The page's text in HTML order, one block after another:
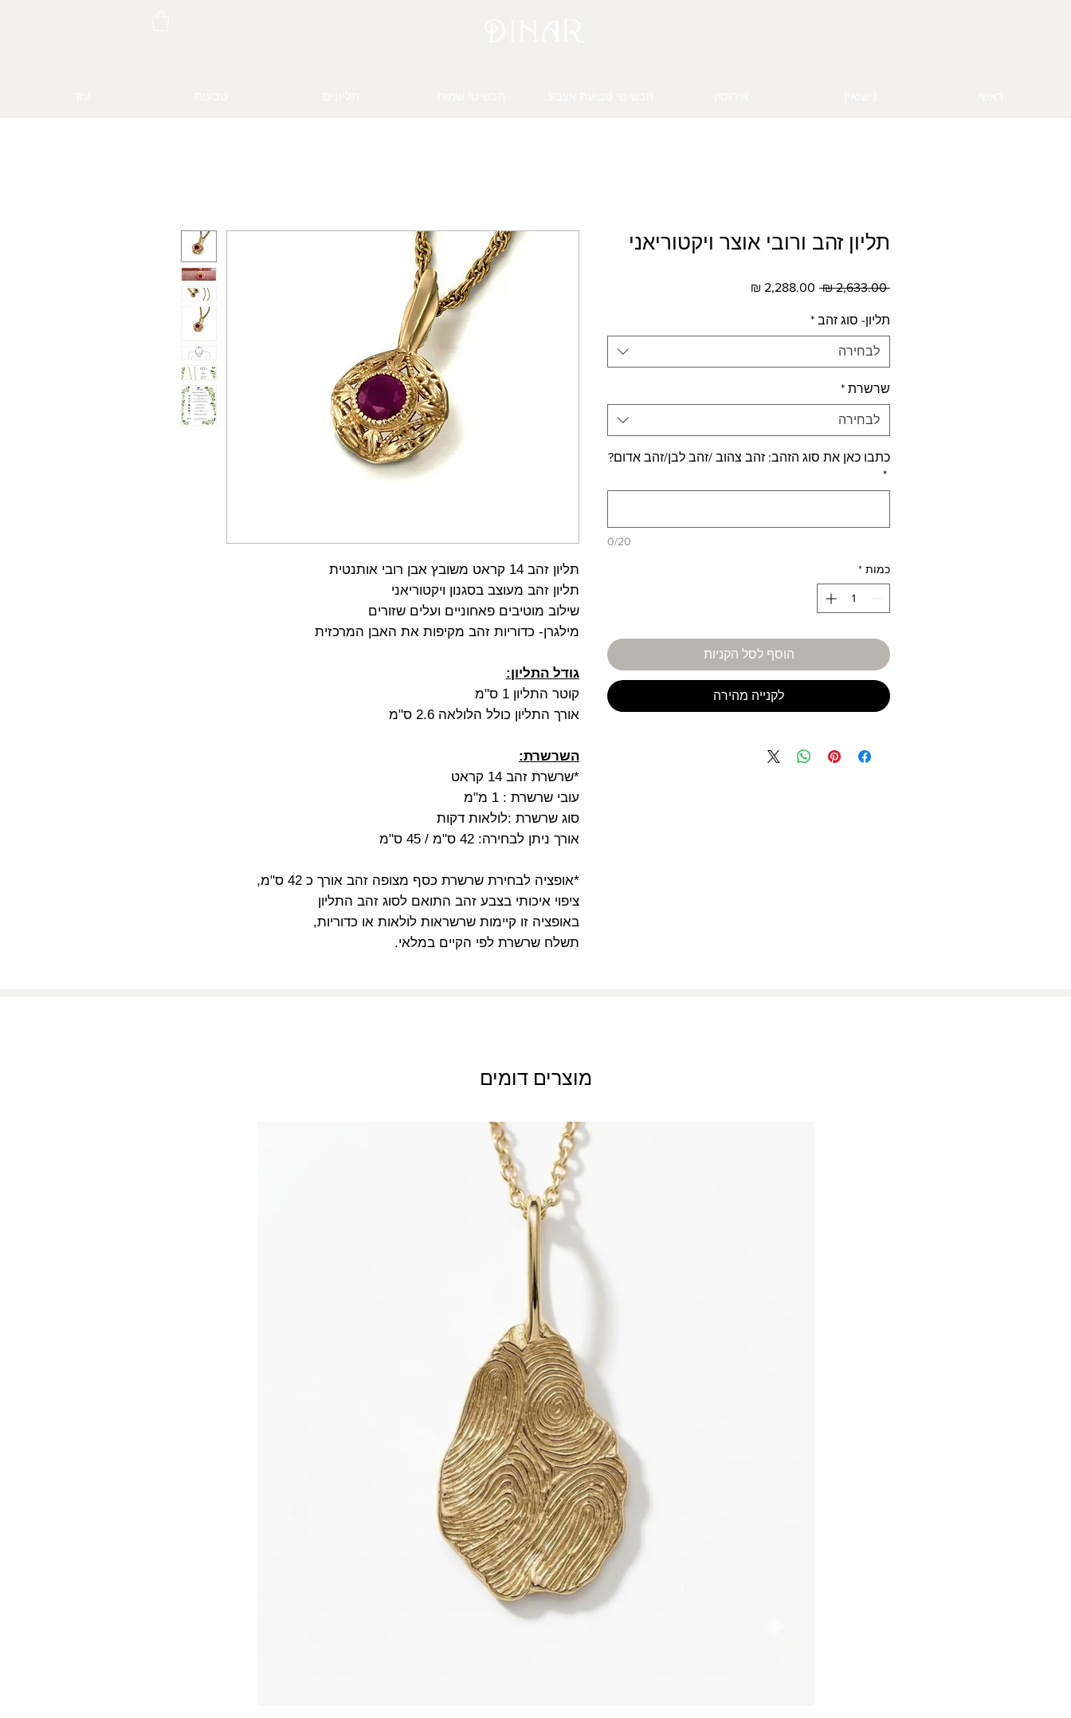
תליון זהב 14 קראט משובץ אבן רובי אותנטית
תליון זהב מעוצב בסגנון ויקטוריאני
שילוב מוטיבים פאחוניים ועלים שזורים
מילגרן- כדוריות זהב מקיפות את האבן המרכזית
גודל התליון:
קוטר התליון 1 ס"מ
אורך התליון כולל הלולאה 2.6 ס"מ
השרשרת:
*שרשרת זהב 14 קראט
עובי שרשרת : 1 מ"מ
סוג שרשרת :לולאות דקות
אורך ניתן לבחירה: 42 ס"מ / 45 ס"מ
*אופציה לבחירת שרשרת כסף מצופה זהב אורך כ 42 ס"מ,
ציפוי איכותי בצבע זהב התואם לסוג זהב התליון
באופציה זו קיימות שרשראות לולאות או כדוריות,
תשלח שרשרת לפי הקיים במלאי.
תליון זהב ורובי אוצר ויקטוריאני
‏2,633.00 ‏₪
מחיר
תליון- סוג זהב *
לבחירה
שרשרת *
לבחירה
כתבו כאן את סוג הזהב: זהב צהוב /זהב לבן/זהב אדום?
*
0/20
כמות *
הוסף לסל הקניות
לקנייה מהירה
מוצרים דומים